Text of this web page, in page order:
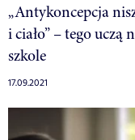
„Antykoncepcja
i ciało” – tego
szkole
17.09.2021